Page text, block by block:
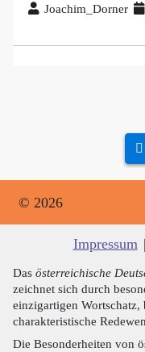
Joachim_Dorner
© 2026
Impressum |
Das österreichische
zeichnet sich durch
einzigartigen Wortschatz,
charakteristische
Die Besonderheiten von